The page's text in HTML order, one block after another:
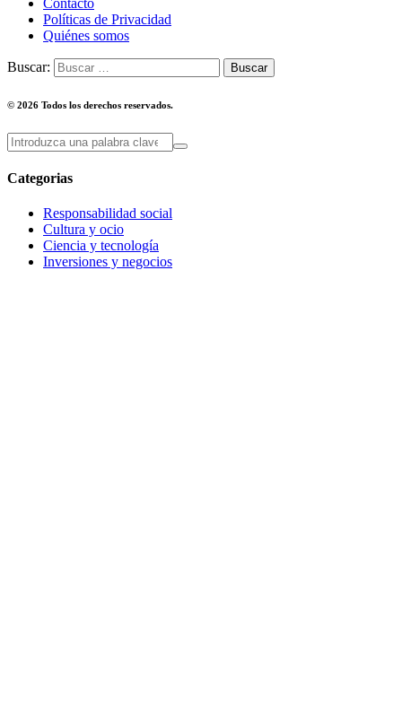
Contacto
Políticas de Privacidad
Quiénes somos
Buscar:
© 2026 Todos los derechos reservados.
Categorias
Responsabilidad social
Cultura y ocio
Ciencia y tecnología
Inversiones y negocios